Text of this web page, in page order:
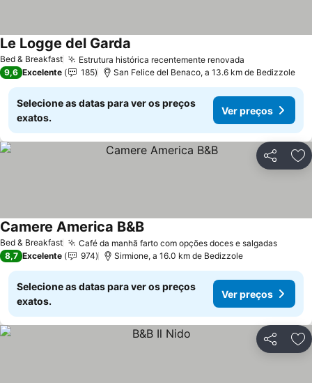
Bed & Breakfast Estrutura histórica recentemente renovada
Le Logge del Garda
9,6 Excelente 185 San Felice del Benaco, a 13.6 km de Bedizzole
Selecione as datas para ver os preços
exatos.
Ver preços
Partilhar
Bed & Breakfast Café da manhã farto com opções doces e salgadasVer
Camere America B&BVer preços
8,7 Excelente 974 Sirmione, a 16.0 km de Bedizzole
Selecione as datas para ver os preços
exatos.
Ver preços
Partilhar